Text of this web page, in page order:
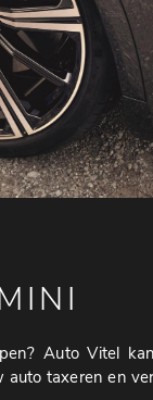
Auto Vitel
taxeren en